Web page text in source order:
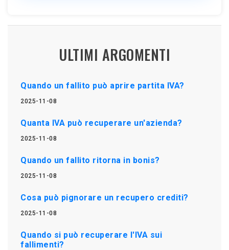
ULTIMI ARGOMENTI
Quando un fallito può aprire partita IVA?
2025-11-08
Quanta IVA può recuperare un'azienda?
2025-11-08
Quando un fallito ritorna in bonis?
2025-11-08
Cosa può pignorare un recupero crediti?
2025-11-08
Quando si può recuperare l'IVA sui
fallimenti?